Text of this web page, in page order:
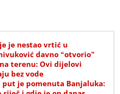
je nestao vrtić u
davno “otvorio”
terenu: Ovi dijelovi
bez vode
je pomenuta Banjaluka: